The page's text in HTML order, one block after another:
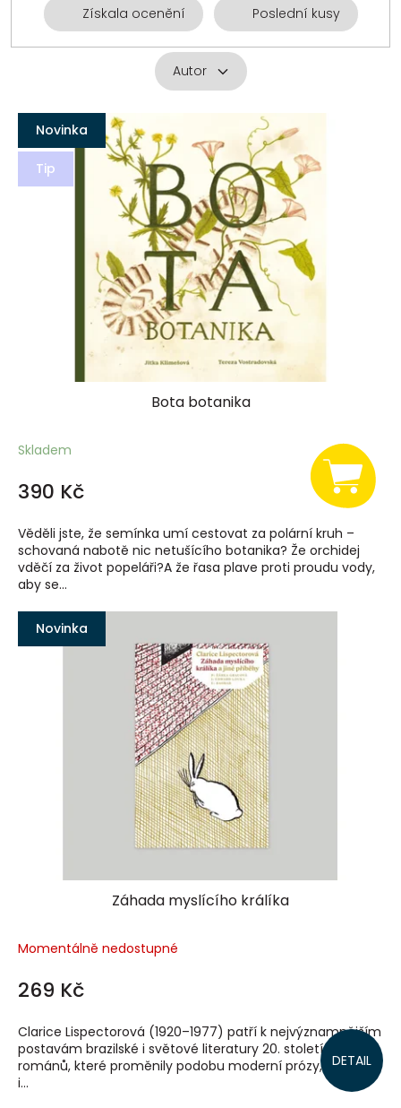
Získala ocenění Poslední kusy
Autor
V
p
Novinka
Tip
Bota botanika
Skladem
390 Kč
Věděli jste, že semínka umí cestovat za polární kruh –
schovaná nabotě nic netušícího botanika? Že orchidej
vděčí za život popeláři?A že řasa plave proti proudu vody,
aby se...
Novinka
Záhada myslícího králíka
Momentálně nedostupné
269 Kč
DETAIL
Clarice Lispectorová (1920–1977) patří k nejvýznamnějším
postavám brazilské i světové literatury 20. století. Autorka
románů, které proměnily podobu moderní prózy, napsala
i...